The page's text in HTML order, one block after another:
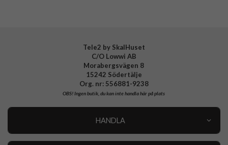
Tele2 by SkalHuset
C/O Lowwi AB
Morabergsvägen 8
15242 Södertälje
Org. nr: 556881-9238
OBS!Ingen butik, du kan inte handla här på plats
HANDLA